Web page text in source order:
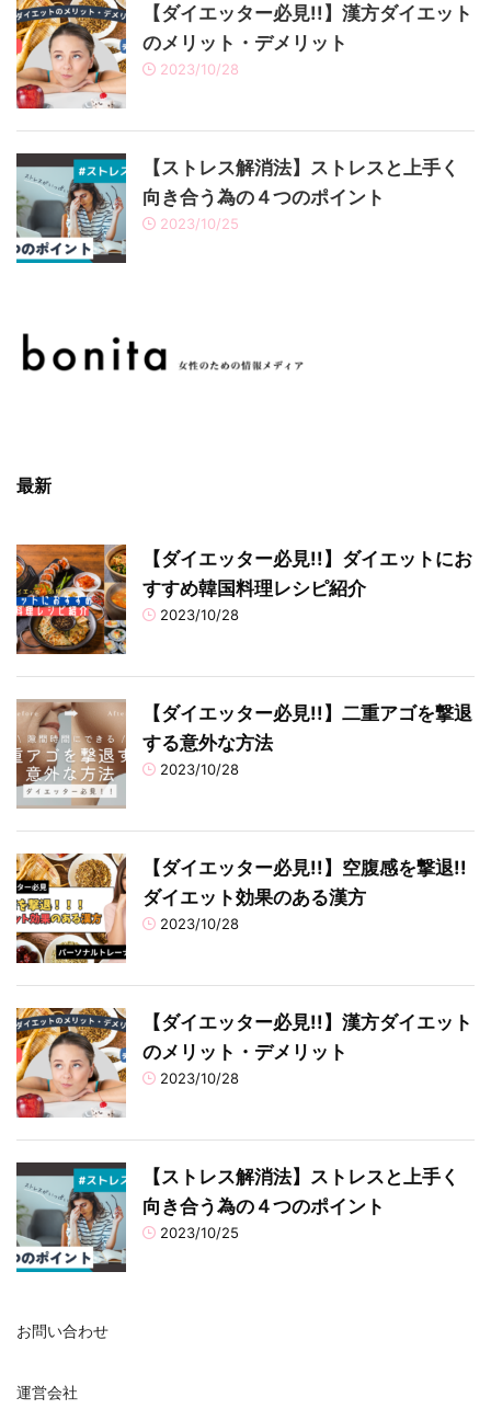
【ダイエッター必見!!】漢方ダイエット
のメリット・デメリット
2023/10/28
【ストレス解消法】ストレスと上手く
向き合う為の４つのポイント
2023/10/25
最新
【ダイエッター必見!!】ダイエットにお
すすめ韓国料理レシピ紹介
2023/10/28
【ダイエッター必見!!】二重アゴを撃退
する意外な方法
2023/10/28
【ダイエッター必見!!】空腹感を撃退!!
ダイエット効果のある漢方
2023/10/28
【ダイエッター必見!!】漢方ダイエット
のメリット・デメリット
2023/10/28
【ストレス解消法】ストレスと上手く
向き合う為の４つのポイント
2023/10/25
お問い合わせ
運営会社